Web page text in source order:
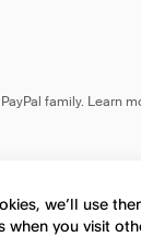
family. Learn
we’ll use
when you visit